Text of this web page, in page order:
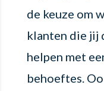
de keuze om
klanten die jij
helpen met
behoeftes.